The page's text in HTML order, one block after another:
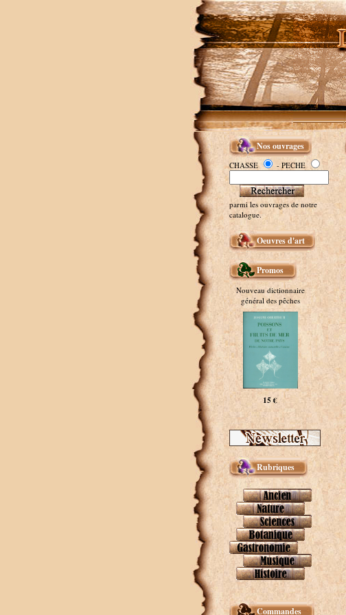
Nos ouvrages
CHASSE - PECHE
parmi les ouvrages de notre
catalogue.
Oeuvres d'art
Promos
Nouveau dictionnaire
général des pêches
15 €
Rubriques
Commandes